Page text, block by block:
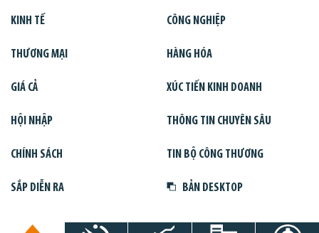
KINH TẾ CÔNG NGHIỆP
THƯƠNG MẠI HÀNG HÓA
GIÁ CẢ XÚC TIẾN KINH DOANH
HỘI NHẬP THÔNG TIN CHUYÊN SÂU
CHÍNH SÁCH TIN BỘ CÔNG THƯƠNG
SẮP DIỄN RA BẢN DESKTOP